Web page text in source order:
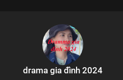
drama gia đình 2024